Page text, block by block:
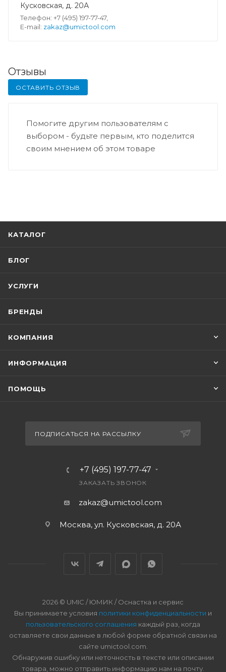
Кусковская, д. 20А
Телефон: +7 (495) 197-77-47,
E-mail: zakaz@umictool.com
Отзывы
ОСТАВИТЬ ОТЗЫВ
Помогите другим пользователям с
выбором - будьте первым, кто поделится
своим мнением об этом товаре
КАТАЛОГ
БЛОГ
УСЛУГИ
БРЕНДЫ
КОМПАНИЯ
ИНФОРМАЦИЯ
ПОМОЩЬ
ПОДПИСАТЬСЯ НА РАССЫЛКУ
+7 (495) 197-77-47
ЗАКАЗАТЬ ЗВОНОК
zakaz@umictool.com
Москва, ул. Кусковская, д. 20А
2026 © UMIC / ЮМИК / Оснастка и сервис
Вы принимаете условия политики конфиденциальности и
пользовательского соглашения каждый раз, когда
оставляете свои данные в любой форме обратной связи на
сайте umictool.com.
Обнаружив ошибку или неточность в тексте или описании
товара, можно отправить информацию нам на почту.